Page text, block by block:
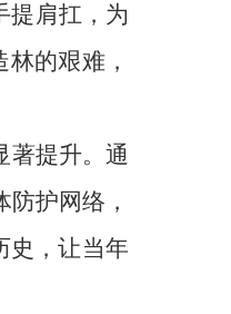
提肩扛，为
的艰难，
著提升。通
护网络，
史，让当年